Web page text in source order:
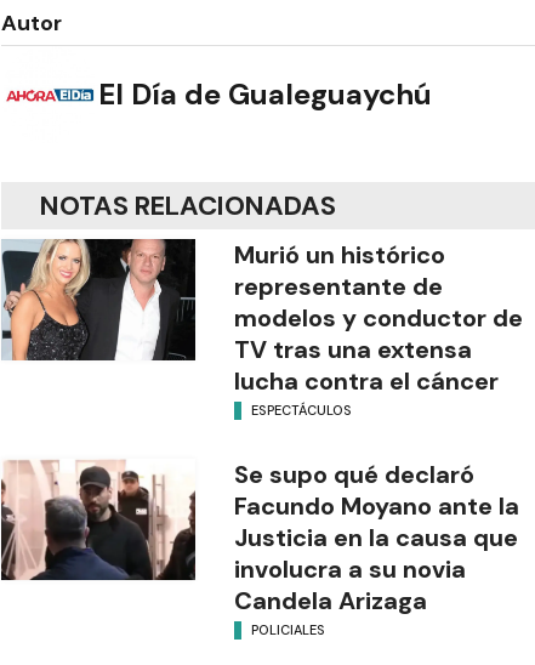
Autor
El Día de Gualeguaychú
NOTAS RELACIONADAS
Murió un histórico
representante de
modelos y conductor de
TV tras una extensa
lucha contra el cáncer
ESPECTÁCULOS
Se supo qué declaró
Facundo Moyano ante la
Justicia en la causa que
involucra a su novia
Candela Arizaga
POLICIALES